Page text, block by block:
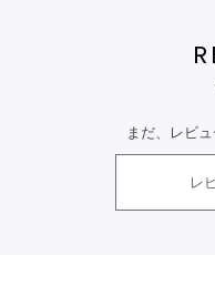
まだ、レビ
レ